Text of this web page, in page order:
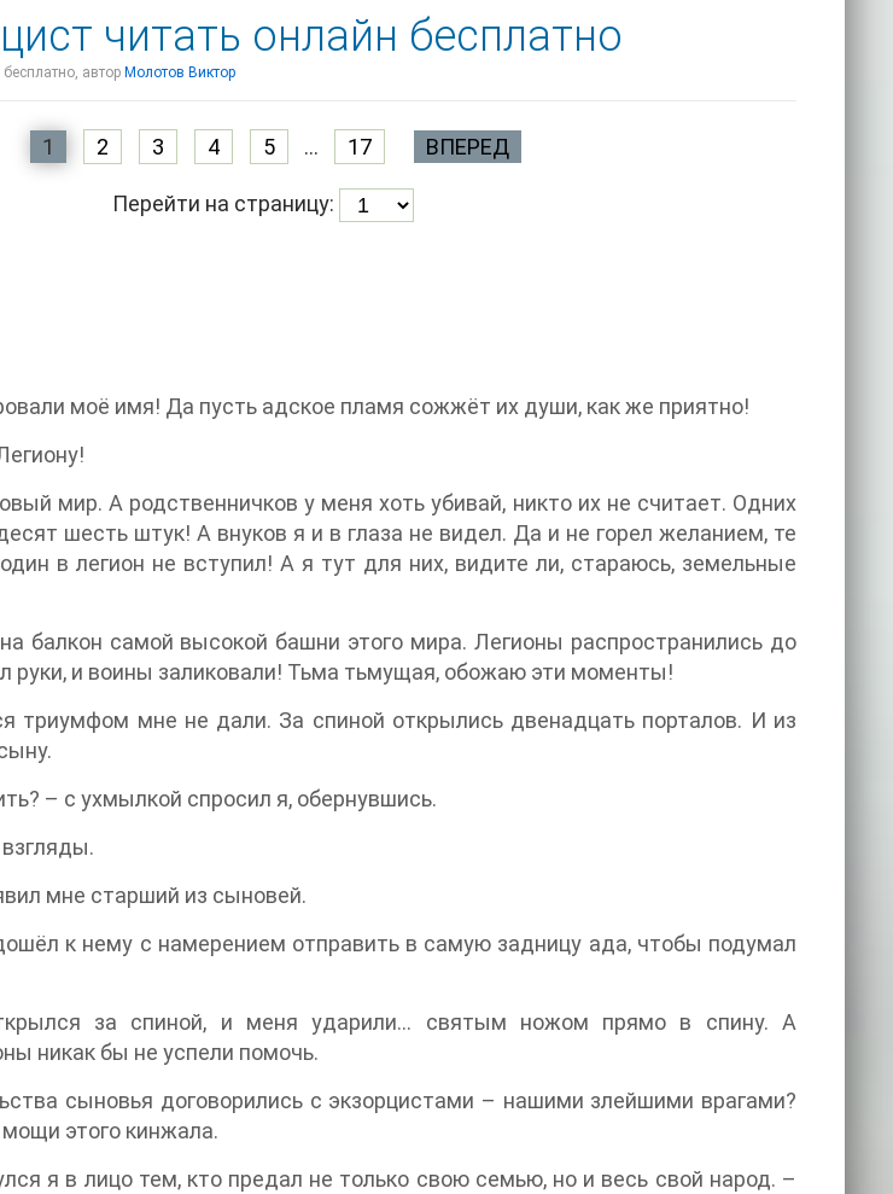
читать онлайн бесплатно
автор Молотов Виктор
1 2 3 4 5 ... 17 ВПЕРЕД
Перейти на страницу:
моё имя! Да пусть адское пламя сожжёт их души, как же приятно!
мир. А родственничков у меня хоть убивай, никто их не считает. Одних
шесть штук! А внуков я и в глаза не видел. Да и не горел желанием, те
в легион не вступил! А я тут для них, видите ли, стараюсь, земельные
балкон самой высокой башни этого мира. Легионы распространились до
руки, и воины заликовали! Тьма тьмущая, обожаю эти моменты!
триумфом мне не дали. За спиной открылись двенадцать порталов. И из
– с ухмылкой спросил я, обернувшись.
мне старший из сыновей.
к нему с намерением отправить в самую задницу ада, чтобы подумал
за спиной, и меня ударили… святым ножом прямо в спину. А
никак бы не успели помочь.
сыновья договорились с экзорцистами – нашими злейшими врагами?
этого кинжала.
я в лицо тем, кто предал не только свою семью, но и весь свой народ. –